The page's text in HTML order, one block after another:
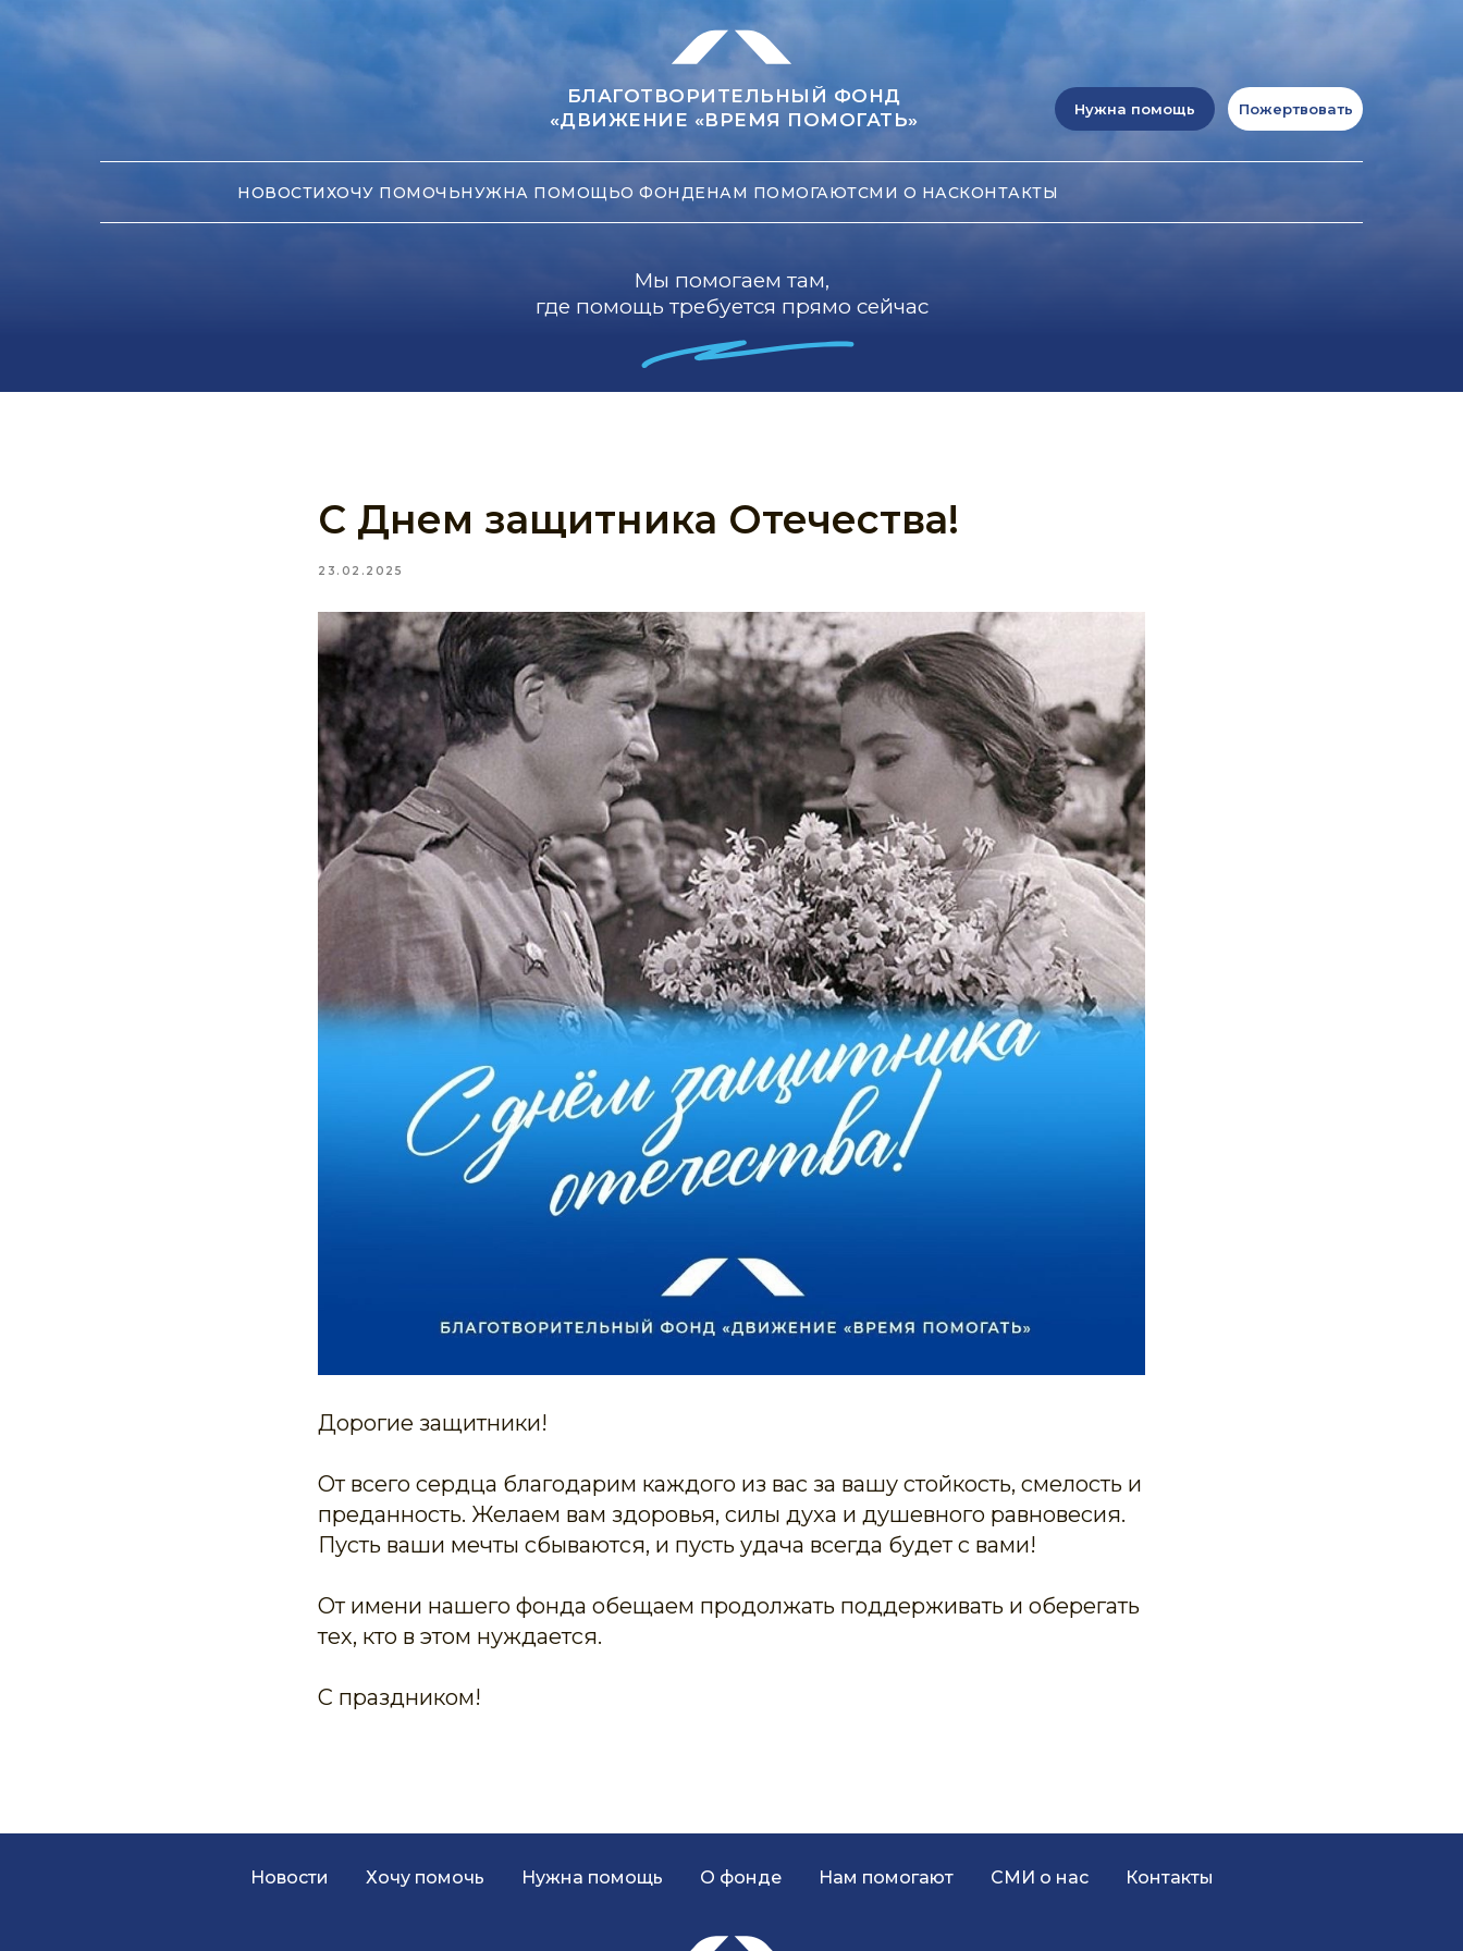
БЛАГОТВОРИТЕЛЬНЫЙ ФОНД
«ДВИЖЕНИЕ «ВРЕМЯ ПОМОГАТЬ»
Мы помогаем там,
где помощь требуется прямо сейчас
НОВОСТИХОЧУ ПОМОЧЬНУЖНА ПОМОЩЬО ФОНДЕНАМ ПОМОГАЮТСМИ О НАСКОНТАКТЫ
Нужна помощь Пожертвовать
С Днем защитника Отечества!
23.02.2025
Дорогие защитники!
От всего сердца благодарим каждого из вас за вашу стойкость, смелость и
преданность. Желаем вам здоровья, силы духа и душевного равновесия.
Пусть ваши мечты сбываются, и пусть удача всегда будет с вами!
От имени нашего фонда обещаем продолжать поддерживать и оберегать
тех, кто в этом нуждается.
С праздником!
Новости Хочу помочь Нужна помощь О фонде Нам помогают СМИ о нас Контакты